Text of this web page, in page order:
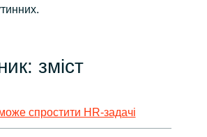
зміст
спростити HR-задачі